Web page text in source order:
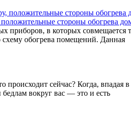
стороны обогрева
в которых совмещается
схему обогрева помещений. Данная
сейчас? Когда,
вокруг вас — это и есть